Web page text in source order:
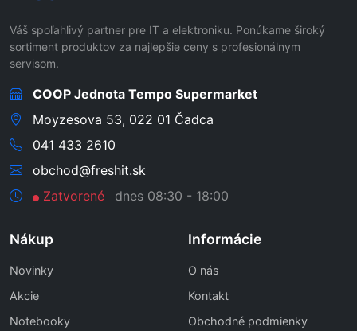
Váš spoľahlivý partner pre IT a elektroniku. Ponúkame široký
sortiment produktov za najlepšie ceny s profesionálnym
servisom.
COOP Jednota Tempo Supermarket
Moyzesova 53, 022 01 Čadca
041 433 2610
obchod@freshit.sk
Zatvorené
dnes 08:30 - 18:00
Nákup
Novinky
Akcie
Notebooky
Informácie
O nás
Kontakt
Obchodné podmienky